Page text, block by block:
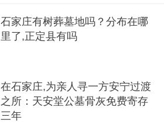
石家庄有树葬墓地吗？分布在哪
里了,正定县有吗
在石家庄,为亲人寻一方安宁过渡
之所：天安堂公墓骨灰免费寄存
三年